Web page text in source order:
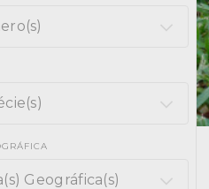
Geográfica(s)